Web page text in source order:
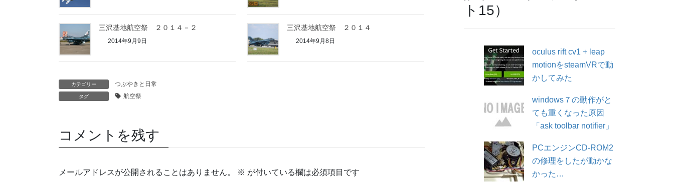
三沢基地航空祭 ２０１４－２
2014年9月9日
三沢基地航空祭 ２０１４
2014年9月8日
カテゴリー つぶやきと日常
タグ 航空祭
コメントを残す
メールアドレスが公開されることはありません。 ※ が付いている欄は必須項目です
ト15）
oculus rift cv1 + leap
motionをsteamVRで動
かしてみた
windows７の動作がと
ても重くなった原因
「ask toolbar notifier」
PCエンジンCD-ROM2
の修理をしたが動かな
かった…